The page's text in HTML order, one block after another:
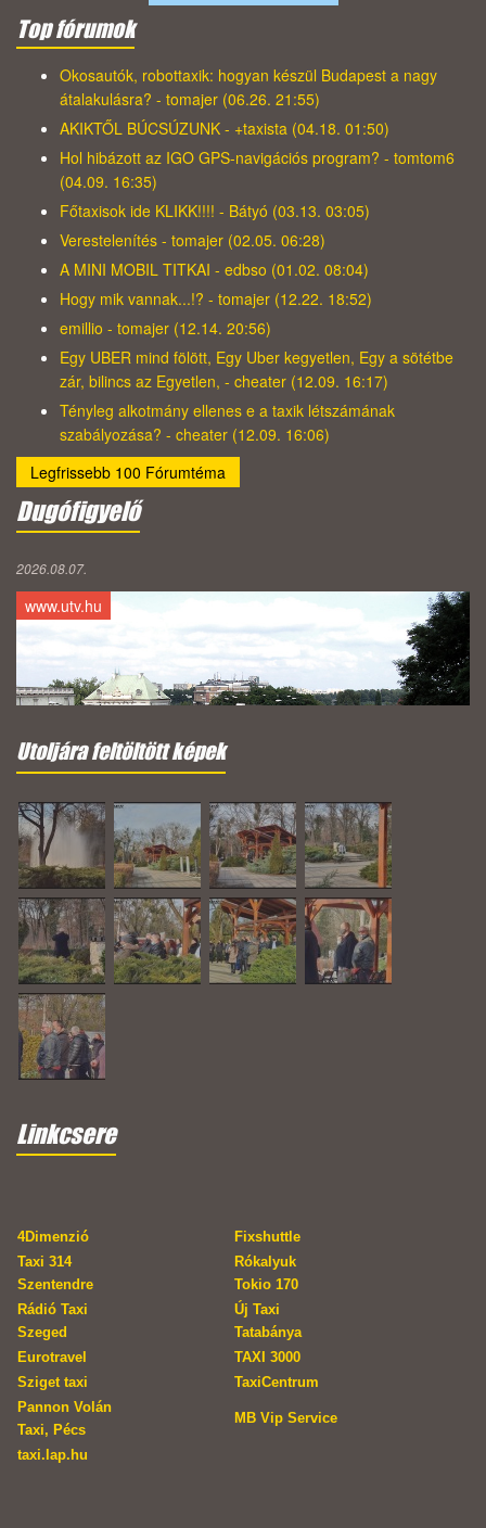
Top fórumok
Okosautók, robottaxik: hogyan készül Budapest a nagy
átalakulásra? - tomajer (06.26. 21:55)
AKIKTŐL BÚCSÚZUNK - +taxista (04.18. 01:50)
Hol hibázott az IGO GPS-navigációs program? - tomtom6
(04.09. 16:35)
Főtaxisok ide KLIKK!!!! - Bátyó (03.13. 03:05)
Verestelenítés - tomajer (02.05. 06:28)
A MINI MOBIL TITKAI - edbso (01.02. 08:04)
Hogy mik vannak...!? - tomajer (12.22. 18:52)
emillio - tomajer (12.14. 20:56)
Egy UBER mind fölött, Egy Uber kegyetlen, Egy a sötétbe
zár, bilincs az Egyetlen, - cheater (12.09. 16:17)
Tényleg alkotmány ellenes e a taxik létszámának
szabályozása? - cheater (12.09. 16:06)
Legfrissebb 100 Fórumtéma
Dugófigyelő
2026.08.07.
www.utv.hu
Utoljára feltöltött képek
Linkcsere
4Dimenzió
Fixshuttle
Taxi 314
Szentendre
Rókalyuk
Tokio 170
Rádió Taxi
Szeged
Új Taxi
Tatabánya
Eurotravel
TAXI 3000
Sziget taxi
TaxiCentrum
Pannon Volán
Taxi, Pécs
MB Vip Service
taxi.lap.hu